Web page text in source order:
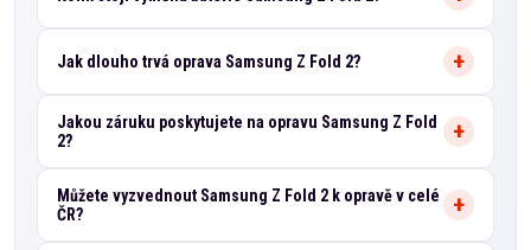
Jak dlouho trvá oprava Samsung Z Fold 2?
Jakou záruku poskytujete na opravu Samsung Z Fold
2?
Můžete vyzvednout Samsung Z Fold 2 k opravě v celé
ČR?